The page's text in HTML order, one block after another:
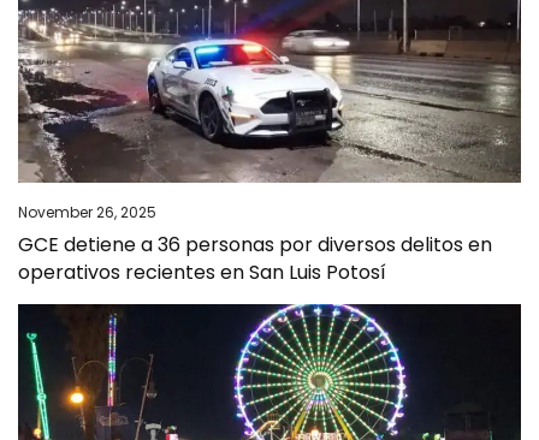
November 26, 2025
GCE detiene a 36 personas por diversos delitos en
operativos recientes en San Luis Potosí